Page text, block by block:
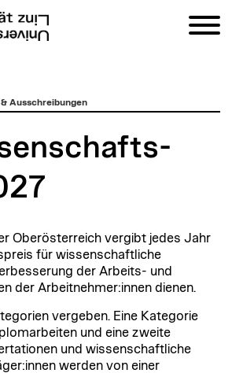
Ausschreibungen
Oberösterreich vergibt jedes Jahr
für wissenschaftliche
der Arbeits- und
der Arbeitnehmer:innen dienen.
vergeben. Eine Kategorie
und eine zweite
und wissenschaftliche
werden von einer